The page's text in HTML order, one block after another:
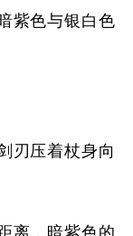
紫色与银白色
刃压着杖身向
离，暗紫色的